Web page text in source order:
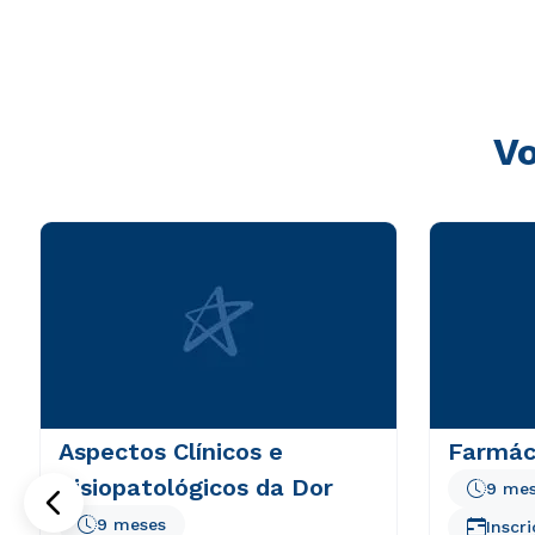
Aspectos Clínicos e
Fisiopatológicos da Dor
9 meses
9